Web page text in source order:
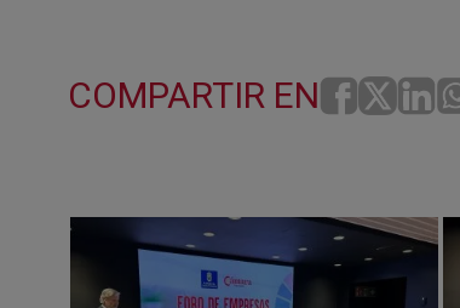
COMPARTIR EN